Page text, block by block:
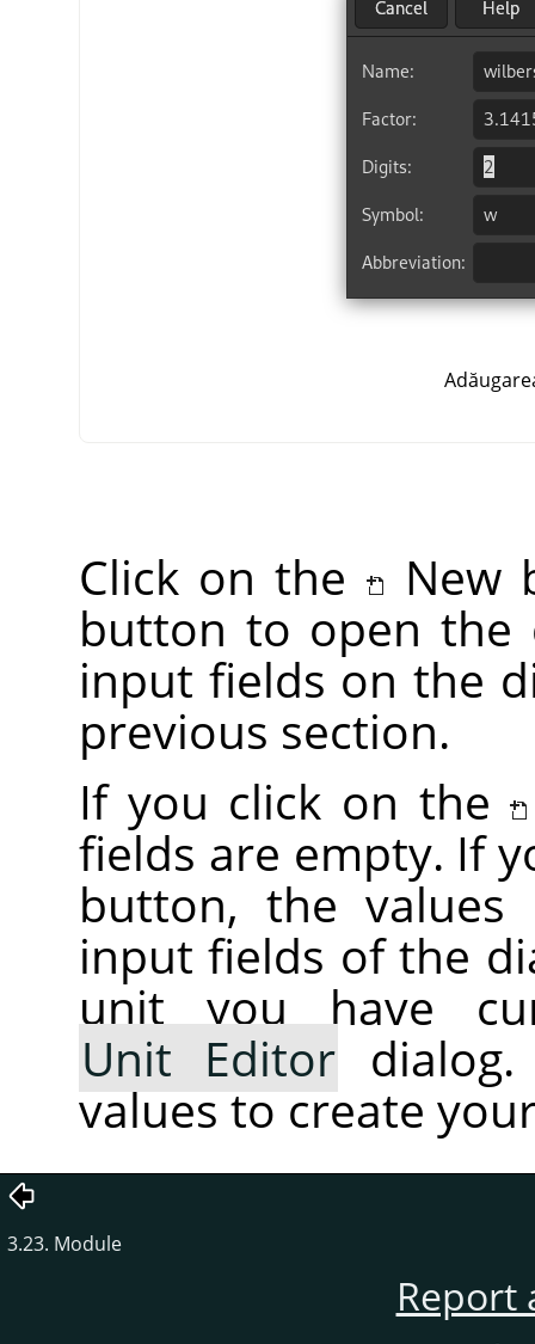
Click on the
New
button to open the
input fields on the
previous section.
If you click on the
fields are empty. If
button, the
input fields of the
unit you have
Unit Editor
values to create
3.23. Module
Report